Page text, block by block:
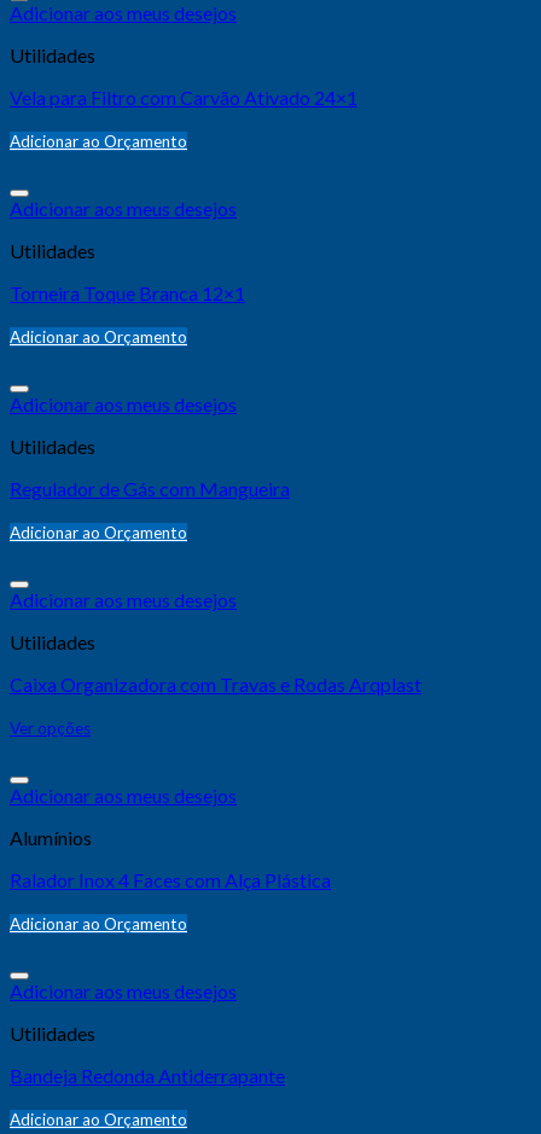
Adicionar aos meus desejos
Utilidades
Vela para Filtro com Carvão Ativado 24×1
Adicionar ao Orçamento
Adicionar aos meus desejos
Utilidades
Torneira Toque Branca 12×1
Adicionar ao Orçamento
Adicionar aos meus desejos
Utilidades
Regulador de Gás com Mangueira
Adicionar ao Orçamento
Adicionar aos meus desejos
Utilidades
Caixa Organizadora com Travas e Rodas Arqplast
Ver opções
Adicionar aos meus desejos
Alumínios
Ralador Inox 4 Faces com Alça Plástica
Adicionar ao Orçamento
Adicionar aos meus desejos
Utilidades
Bandeja Redonda Antiderrapante
Adicionar ao Orçamento